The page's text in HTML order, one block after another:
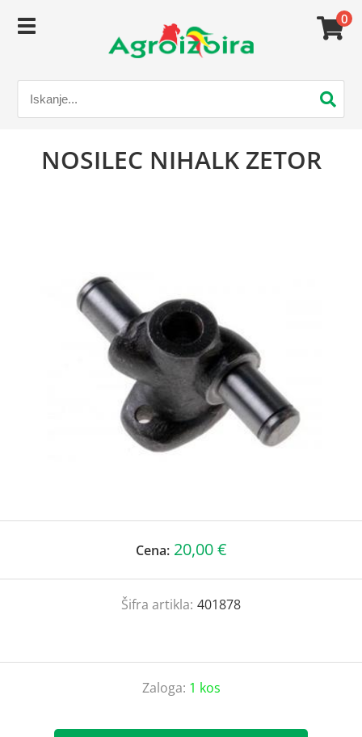
0
NOSILEC NIHALK ZETOR
Cena: 20,00 €
Šifra artikla: 401878
Zaloga: 1 kos